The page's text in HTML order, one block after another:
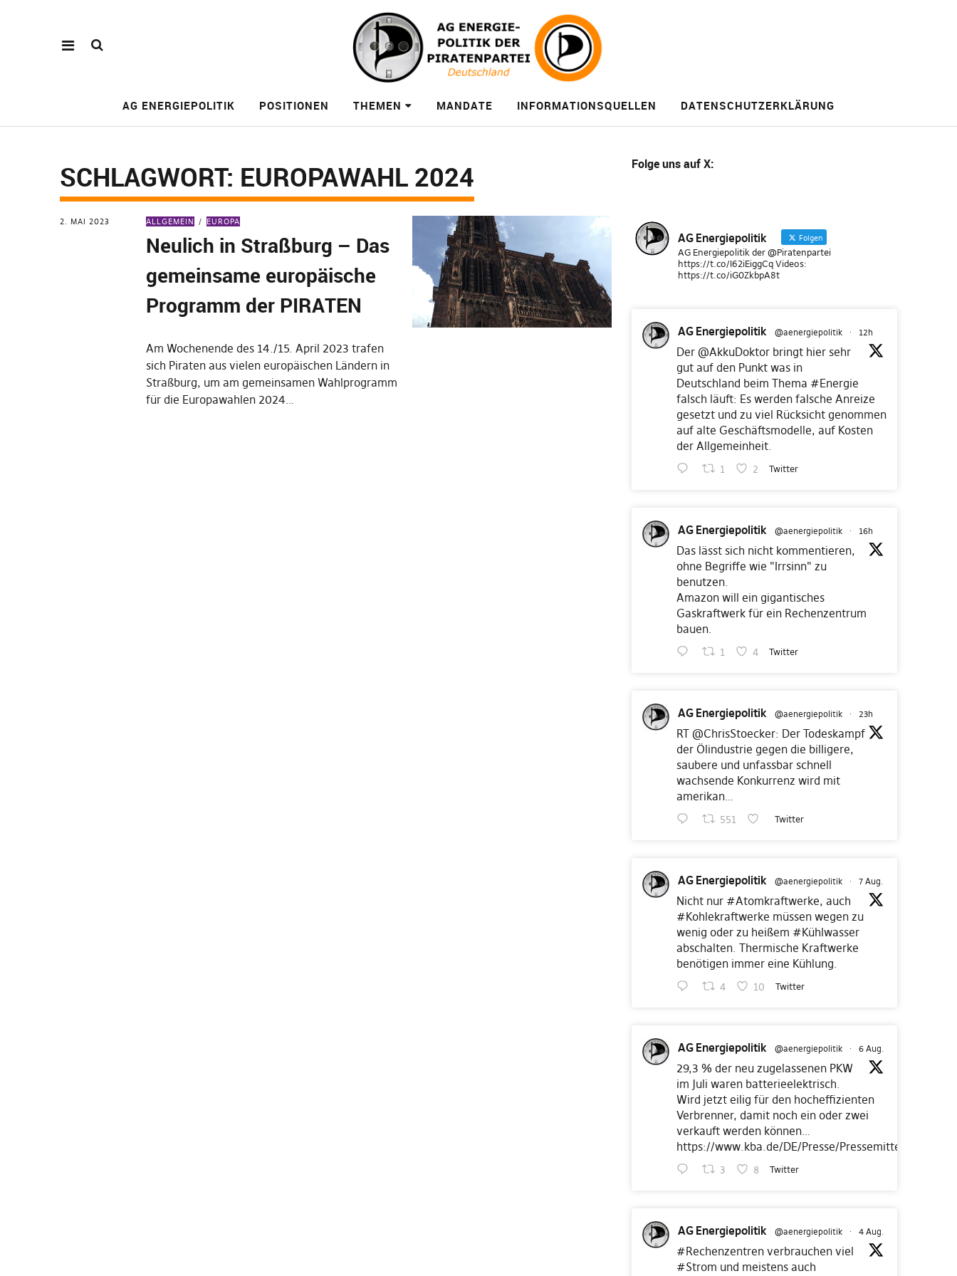
AG ENERGIEPOLITIK POSITIONEN THEMEN MANDATE INFORMATIONSQUELLEN DATENSCHUTZERKLÄRUNG
SCHLAGWORT: EUROPAWAHL 2024
2. MAI 2023 ALLGEMEIN EUROPA
Neulich in Straßburg – Das
gemeinsame europäische
Programm der PIRATEN
Am Wochenende des 14./15. April 2023 trafen
sich Piraten aus vielen europäischen Ländern in
Straßburg, um am gemeinsamen Wahlprogramm
für die Europawahlen 2024…
Folge unsauf X:
AG Energiepolitik Folgen
AG Energiepolitik der @Piratenpartei
https://t.co/I62iEiggCq Videos:
https://t.co/iG0ZkbpA8t
AG Energiepolitik @aenergiepolitik · 12h
Der @AkkuDoktorbringt hier sehr
gut auf den Punkt was in
Deutschland beim Thema #Energie
falsch läuft: Es werden falsche Anreize
gesetzt und zu viel Rücksicht genommen
auf alte Geschäftsmodelle, auf Kosten
der Allgemeinheit.
1 2 Twitter
AG Energiepolitik @aenergiepolitik · 16h
Das lässt sich nicht kommentieren,
ohne Begriffe wie "Irrsinn" zu
benutzen.
Amazon will ein gigantisches
Gaskraftwerk für ein Rechenzentrum
bauen.
1 4 Twitter
AG Energiepolitik @aenergiepolitik · 23h
RT @ChrisStoecker: Der Todeskampf
der Ölindustrie gegen die billigere,
saubere und unfassbar schnell
wachsende Konkurrenz wird mit
amerikan…
551 Twitter
AG Energiepolitik @aenergiepolitik · 7 Aug.
Nicht nur #Atomkraftwerke, auch
#Kohlekraftwerke müssen wegen zu
wenig oder zu heißem #Kühlwasser
abschalten. Thermische Kraftwerke
benötigen immer eine Kühlung.
4 10 Twitter
AG Energiepolitik @aenergiepolitik · 6 Aug.
29,3 % der neu zugelassenen PKW
im Juli waren batterieelektrisch.
Wird jetzt eilig für den hocheffizienten
Verbrenner, damit noch ein oder zwei
verkauft werden können…
https://www.kba.de/DE/Presse/Pressemitteilungen/
3 8 Twitter
AG Energiepolitik @aenergiepolitik · 4 Aug.
#Rechenzentrenverbrauchen viel
#Strom und meistens auch